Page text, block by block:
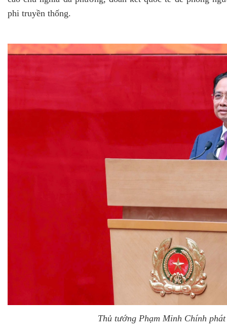
phi truyền thống.
Thủ tướng Phạm Minh Chính